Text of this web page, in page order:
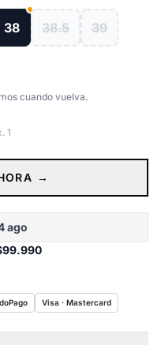
38 38.5 39
cuando vuelva.
1
→
ago
Visa · Mastercard